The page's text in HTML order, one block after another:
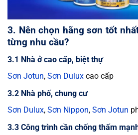
3. Nên chọn hãng sơn tốt
từng nhu cầu?
3.1 Nhà ở cao cấp, biệt thự
Sơn Jotun, Sơn Dulux cao cấp
3.2 Nhà phố, chung cư
Sơn Dulux, Sơn Nippon, Sơn Jotun
3.3 Công trình cần chống thấm